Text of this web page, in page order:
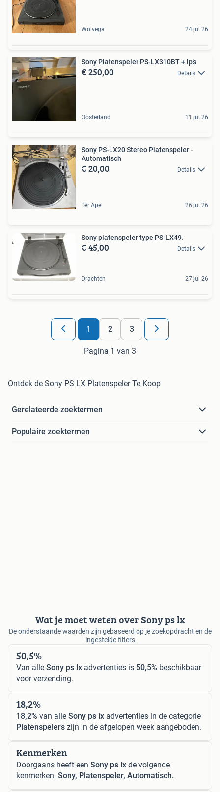
Wolvega 24 jul 26
Sony Platenspeler PS-LX310BT + lp’s
€ 250,00 Details
Oosterland 11 jul 26
Sony PS-LX20 Stereo Platenspeler -
Automatisch
€ 20,00 Details
Ter Apel 26 jul 26
Sony platenspeler type PS-LX49.
€ 45,00 Details
Drachten 27 jul 26
1 2 3
Pagina 1 van 3
Ontdek de Sony PS LX Platenspeler Te Koop
Gerelateerde zoektermen
Populaire zoektermen
Wat je moet weten over Sony ps lx
De onderstaande waarden zijn gebaseerd op je zoekopdracht en de
ingestelde filters
50,5%
Van alle Sony ps lx advertenties is 50,5% beschikbaar
voor verzending.
18,2%
18,2% van alle Sony ps lx advertenties in de categorie
Platenspelers zijn in de afgelopen week aangeboden.
Kenmerken
Doorgaans heeft een Sony ps lx de volgende
kenmerken: Sony, Platenspeler, Automatisch.